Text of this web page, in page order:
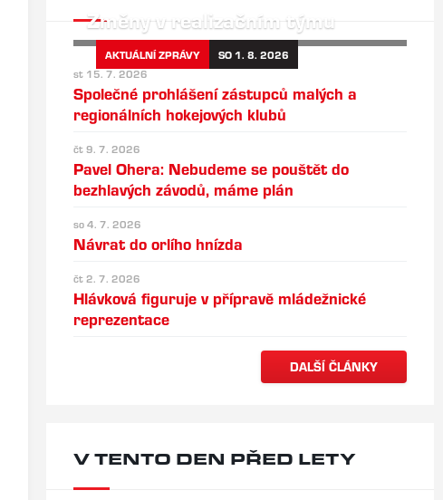
AKTUÁLNÍ ZPRÁVY SO 1. 8. 2026
Změny v realizačním týmu
st 15. 7. 2026
Společné prohlášení zástupců malých a
regionálních hokejových klubů
čt 9. 7. 2026
Pavel Ohera: Nebudeme se pouštět do
bezhlavých závodů, máme plán
so 4. 7. 2026
Návrat do orlího hnízda
čt 2. 7. 2026
Hlávková figuruje v přípravě mládežnické
reprezentace
DALŠÍ ČLÁNKY
V TENTO DEN PŘED LETY